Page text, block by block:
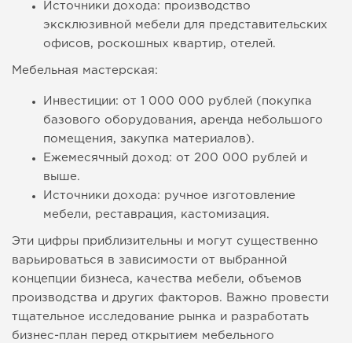
Источники дохода: производство
эксклюзивной мебели для представительских
офисов, роскошных квартир, отелей.
Мебельная мастерская:
Инвестиции: от 1 000 000 рублей (покупка
базового оборудования, аренда небольшого
помещения, закупка материалов).
Ежемесячный доход: от 200 000 рублей и
выше.
Источники дохода: ручное изготовление
мебели, реставрация, кастомизация.
Эти цифры приблизительны и могут существенно
варьироваться в зависимости от выбранной
концепции бизнеса, качества мебели, объемов
производства и других факторов. Важно провести
тщательное исследование рынка и разработать
бизнес-план перед открытием мебельного